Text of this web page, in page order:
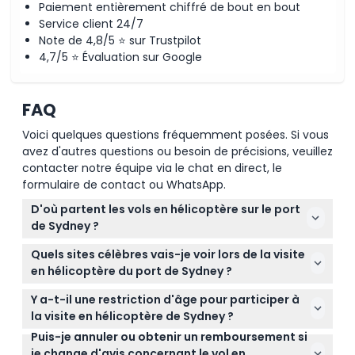
Paiement entièrement chiffré de bout en bout
Service client 24/7
Note de 4,8/5 ⭐ sur Trustpilot
4,7/5 ⭐ Évaluation sur Google
FAQ
Voici quelques questions fréquemment posées. Si vous
avez d'autres questions ou besoin de précisions, veuillez
contacter notre équipe via le chat en direct, le
formulaire de contact ou WhatsApp.
D'où partent les vols en hélicoptère sur le port
de Sydney ?
Les vols partent du 462 avenue Ross Smith, Mascot
NSW 2020, Australie, offrant un accès facile aux
visiteurs à Sydney.
Quels sites célèbres vais-je voir lors de la visite
en hélicoptère du port de Sydney ?
Vous profiterez de vues aériennes d'emblèmes
comme l'Opéra de Sydney, le pont Harbour et la
plage de Bondi, le tout depuis une perspective
unique dans le ciel.
Y a-t-il une restriction d'âge pour participer à
la visite en hélicoptère de Sydney ?
Les participants doivent avoir au moins 2 ans, et les
Puis-je annuler ou obtenir un remboursement si